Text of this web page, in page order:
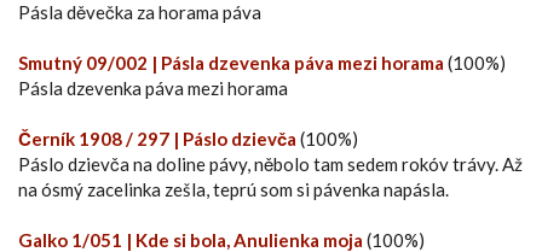
Pásla děvečka za horama páva
Smutný 09/002 | Pásla dzevenka páva mezi horama (100%)
Pásla dzevenka páva mezi horama
Černík 1908 / 297 | Páslo dzievča (100%)
Páslo dzievča na doline pávy, něbolo tam sedem rokóv trávy. Až
na ósmý zacelinka zešla, teprú som si pávenka napásla.
Galko 1/051 | Kde si bola, Anulienka moja (100%)